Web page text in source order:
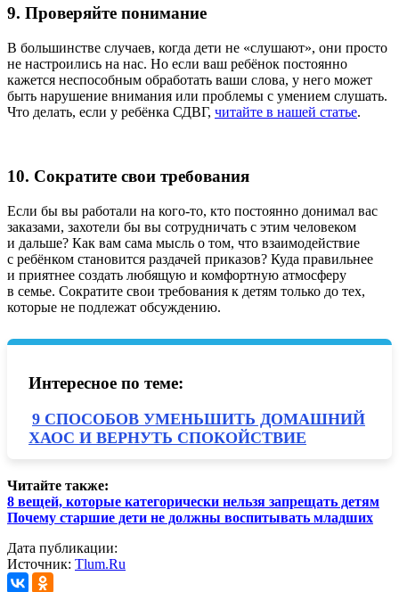
9. Проверяйте понимание
В большинстве случаев, когда дети не «слушают», они просто
не настроились на нас. Но если ваш ребёнок постоянно
кажется неспособным обработать ваши слова, у него может
быть нарушение внимания или проблемы с умением слушать.
Что делать, если у ребёнка СДВГ, читайте в нашей статье.
10. Сократите свои требования
Если бы вы работали на кого-то, кто постоянно донимал вас
заказами, захотели бы вы сотрудничать с этим человеком
и дальше? Как вам сама мысль о том, что взаимодействие
с ребёнком становится раздачей приказов? Куда правильнее
и приятнее создать любящую и комфортную атмосферу
в семье. Сократите свои требования к детям только до тех,
которые не подлежат обсуждению.
Интересное по теме:
9 СПОСОБОВ УМЕНЬШИТЬ ДОМАШНИЙ
ХАОС И ВЕРНУТЬ СПОКОЙСТВИЕ
Читайте также:
8 вещей, которые категорически нельзя запрещать детям
Почему старшие дети не должны воспитывать младших
Дата публикации:
Источник: Tlum.Ru